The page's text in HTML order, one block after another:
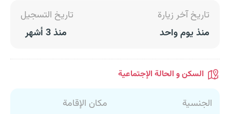
تاريخ آخر زيارة
منذ يوم واحد
تاريخ التسجيل
منذ 3 أشهر
السكن و الحالة الإجتماعية
الجنسية
مكان الإقامة